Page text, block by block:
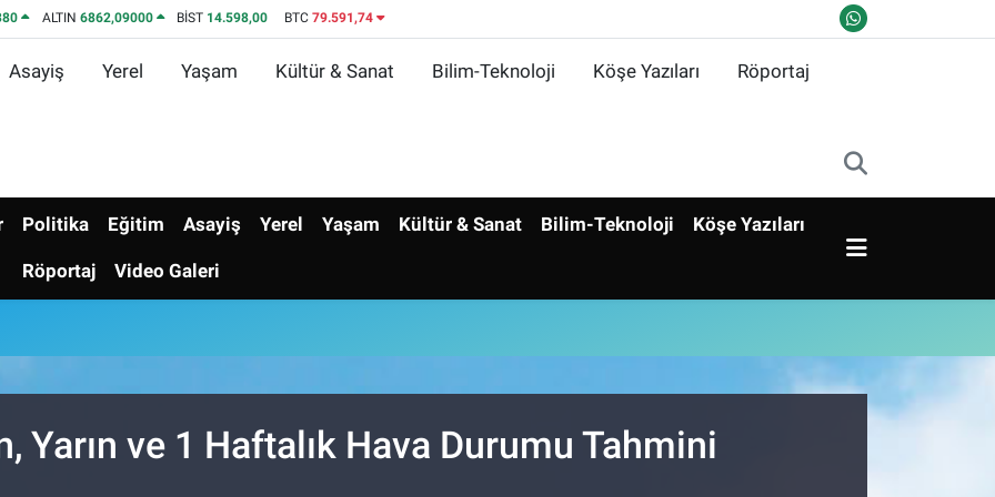
ALTIN 6862,09000 BİST 14.598,00 BTC 79.591,74
Asayiş Yerel Yaşam Kültür & Sanat Bilim-Teknoloji Köşe Yazıları Röportaj
Politika Eğitim Asayiş Yerel Yaşam Kültür & Sanat Bilim-Teknoloji Köşe Yazıları
Röportaj Video Galeri
Yarın ve 1 Haftalık Hava Durumu Tahmini